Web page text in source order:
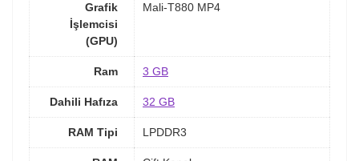
Grafik
İşlemcisi
(GPU)
Mali-T880 MP4
Ram 3 GB
Dahili Hafıza 32 GB
RAM Tipi LPDDR3